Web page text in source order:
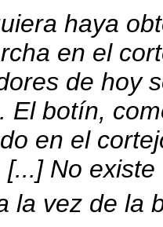
haya
en el
de hoy
El botín,
en el
[...] No
la vez de la